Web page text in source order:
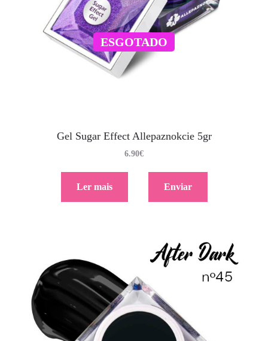
ESGOTADO
Gel Sugar Effect Allepaznokcie 5gr
6.90€
Ler mais Enviar